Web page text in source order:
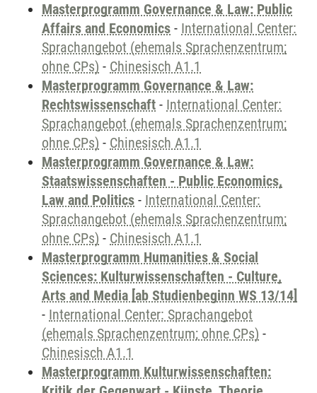
Masterprogramm Governance & Law: Public
Affairs and Economics - International Center:
Sprachangebot (ehemals Sprachenzentrum;
ohne CPs) - Chinesisch A1.1
Masterprogramm Governance & Law:
Rechtswissenschaft - International Center:
Sprachangebot (ehemals Sprachenzentrum;
ohne CPs) - Chinesisch A1.1
Masterprogramm Governance & Law:
Staatswissenschaften - Public Economics,
Law and Politics - International Center:
Sprachangebot (ehemals Sprachenzentrum;
ohne CPs) - Chinesisch A1.1
Masterprogramm Humanities & Social
Sciences: Kulturwissenschaften - Culture,
Arts and Media [ab Studienbeginn WS 13/14]
- International Center: Sprachangebot
(ehemals Sprachenzentrum; ohne CPs) -
Chinesisch A1.1
Masterprogramm Kulturwissenschaften: